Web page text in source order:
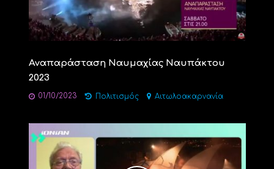
Αναπαράσταση Ναυμαχίας Ναυπάκτου
2023
01/10/2023 Πολιτισμός Αιτωλοακαρνανία